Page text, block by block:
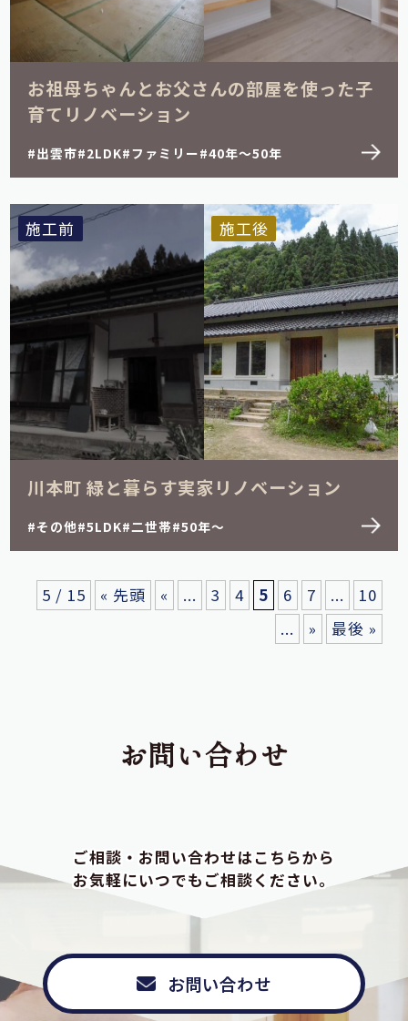
お祖母ちゃんとお父さんの部屋を使った子
育てリノベーション
出雲市 2LDK ファミリー 40年～50年
施工前 施工後
川本町 緑と暮らす実家リノベーション
その他 5LDK 二世帯 50年～
5 / 15 « 先頭 « ... 3 4 5 6 7 ...
10
...
» 最後 »
お問い合わせ
ご相談・お問い合わせはこちらから
お気軽にいつでもご相談ください。
お問い合わせ